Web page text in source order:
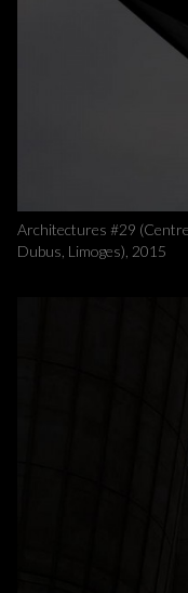
Architectures #29
Dubus, Limoges), 2015